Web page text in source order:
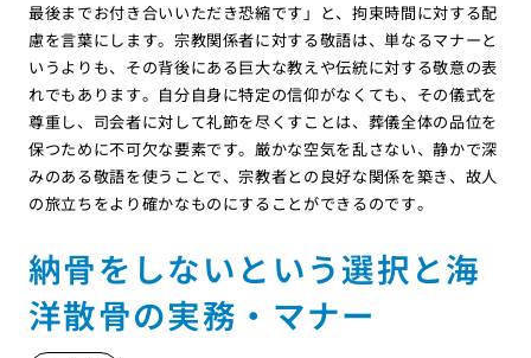
最後までお付き合いいただき恐縮です」と、拘束時間に対する配
慮を言葉にします。宗教関係者に対する敬語は、単なるマナーと
いうよりも、その背後にある巨大な教えや伝統に対する敬意の表
れでもあります。自分自身に特定の信仰がなくても、その儀式を
尊重し、司会者に対して礼節を尽くすことは、葬儀全体の品位を
保つために不可欠な要素です。厳かな空気を乱さない、静かで深
みのある敬語を使うことで、宗教者との良好な関係を築き、故人
の旅立ちをより確かなものにすることができるのです。
納骨をしないという選択と海
洋散骨の実務・マナー